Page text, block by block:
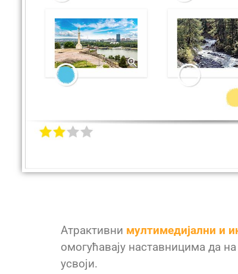
Атрактивни мултимедијални и
омогућавају наставницима да
усвоји.